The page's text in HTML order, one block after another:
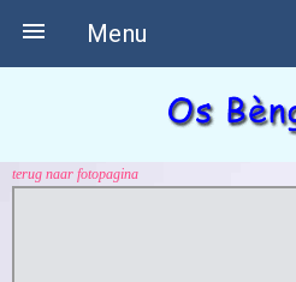
Menu

terug naar fotopagina